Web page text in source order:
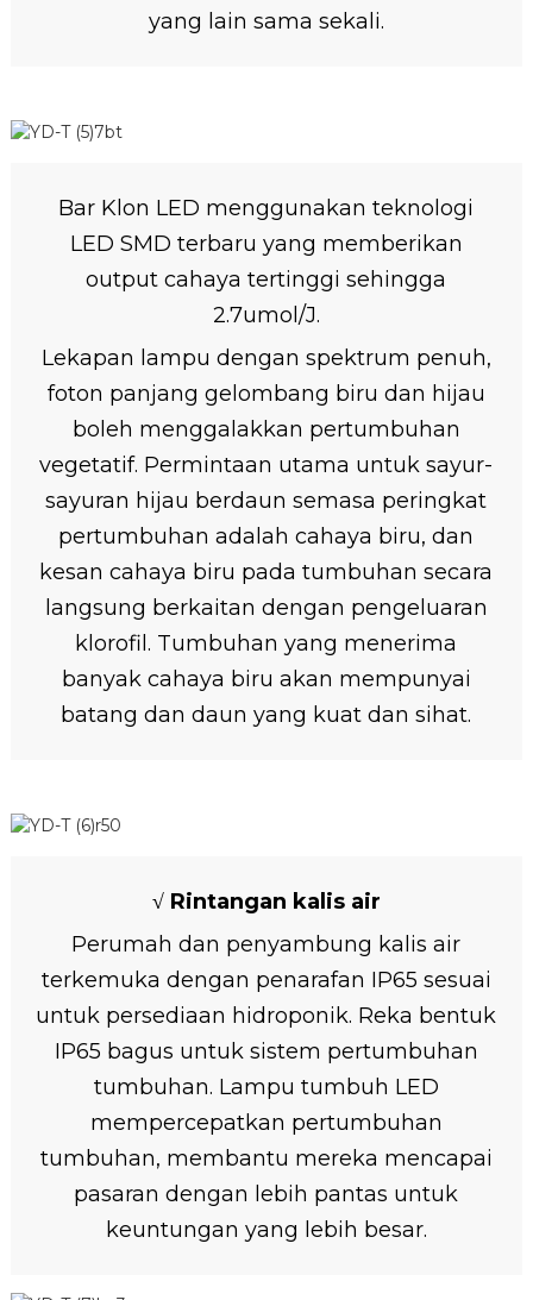
yang lain sama sekali.
Bar Klon LED menggunakan teknologi
LED SMD terbaru yang memberikan
output cahaya tertinggi sehingga
2.7umol/J.
Lekapan lampu dengan spektrum penuh,
foton panjang gelombang biru dan hijau
boleh menggalakkan pertumbuhan
vegetatif. Permintaan utama untuk sayur-
sayuran hijau berdaun semasa peringkat
pertumbuhan adalah cahaya biru, dan
kesan cahaya biru pada tumbuhan secara
langsung berkaitan dengan pengeluaran
klorofil. Tumbuhan yang menerima
banyak cahaya biru akan mempunyai
batang dan daun yang kuat dan sihat.
√ Rintangan kalis air
Perumah dan penyambung kalis air
terkemuka dengan penarafan IP65 sesuai
untuk persediaan hidroponik. Reka bentuk
IP65 bagus untuk sistem pertumbuhan
tumbuhan. Lampu tumbuh LED
mempercepatkan pertumbuhan
tumbuhan, membantu mereka mencapai
pasaran dengan lebih pantas untuk
keuntungan yang lebih besar.